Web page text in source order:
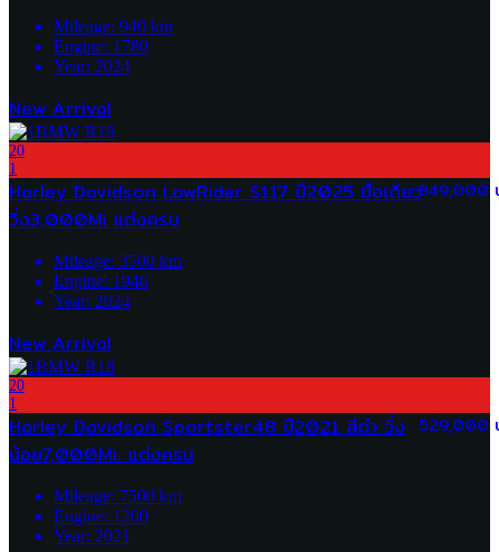
Mileage: 940 km
Engine: 1780
Year: 2024
New Arrival
20
1
849,000
Harley Davidson LowRider S117 ปี2025 มือเดียว
วิ่ง3,000Mi แต่งครบ
Mileage: 3500 km
Engine: 1946
Year: 2024
New Arrival
20
1
529,000
Harley Davidson Sportster48 ปี2021 สีดำ วิ่ง
น้อย7,000Mi. แต่งครบ
Mileage: 7500 km
Engine: 1200
Year: 2021